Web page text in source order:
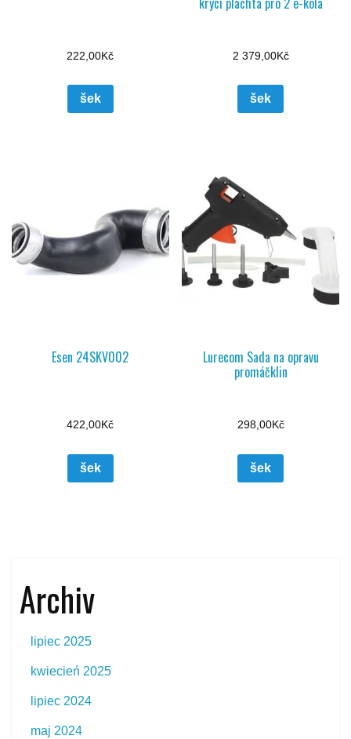
222,00Kč
šek
2 379,00Kč
šek
Esen 24SKV002
422,00Kč
šek
Lurecom Sada na opravu
promáčklin
298,00Kč
šek
Archiv
lipiec 2025
kwiecień 2025
lipiec 2024
maj 2024